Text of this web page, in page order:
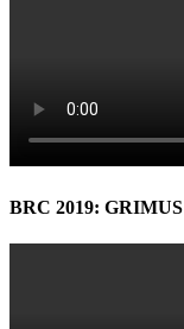
BRC 2019: GRIMUS